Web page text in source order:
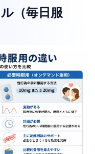
（毎日服